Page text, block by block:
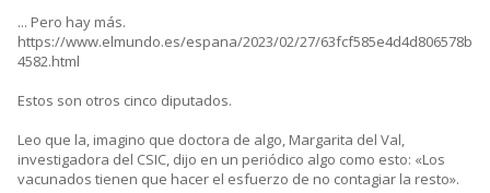
... Pero hay más.
https://www.elmundo.es/espana/2023/02/27/63fcf585e4d4d806578b
4582.html
Estos son otros cinco diputados.
Leo que la, imagino que doctora de algo, Margarita del Val,
investigadora del CSIC, dijo en un periódico algo como esto: «Los
vacunados tienen que hacer el esfuerzo de no contagiar la resto».